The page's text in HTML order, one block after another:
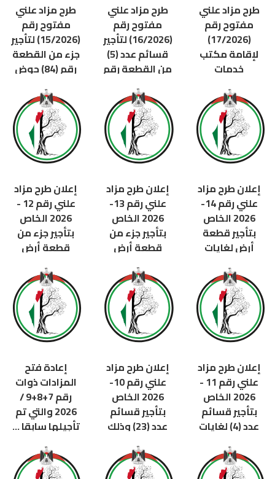
طرح مزاد علني
مفتوح رقم
(17/2026)
لإقامة مكتب
خدمات
قاعة المغادرين
في استراحة
أريحا – ...
قبل 33 يوم
طرح مزاد علني
مفتوح رقم
(16/2026) لتأجير
قسائم عدد (5)
من القطعة رقم
من أراضي جبع /
...
قبل 33 يوم
طرح مزاد علني
مفتوح رقم
(15/2026) لتأجير
جزء من القطعة
رقم (84) حوض
أراضي عنبتا /
محافظة ...
قبل 33 يوم
إعلان طرح مزاد
علني رقم 14-
2026 الخاص
بتأجير قطعة
أرض لغايات
خدماتية من
أراضي عتيل -
طولكرم ...
قبل 94 يوم
إعلان طرح مزاد
علني رقم 13-
2026 الخاص
بتأجير جزء من
قطعة أرض
لغايات تطويرية
من أراضي بيت
ايبا - ...
قبل 94 يوم
إعلان طرح مزاد
علني رقم 12 -
2026 الخاص
بتأجير جزء من
قطعة أرض
خدماتية ...
قبل 120 يوم
إعلان طرح مزاد
علني رقم 11 -
2026 الخاص
بتأجير قسائم
عدد (4) لغايات
والموسمية ...
قبل 120 يوم
إعلان طرح مزاد
علني رقم 10-
2026 الخاص
بتأجير قسائم
عدد (23) وذلك
لغايات الزراعة
الموسمية ...
قبل 120 يوم
إعادة فتح
المزادات ذوات
رقم 7+8+9 /
2026 والتي تم
تأجيلها سابقا ...